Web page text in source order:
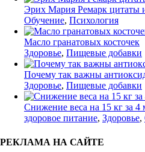
Эрих Мария Ремарк цитаты
Обучение, Психология
Масло гранатовых косточек
Здоровье, Пищевые добавки
Почему так важны
Здоровье, Пищевые добавки
Снижение веса на 15 кг за 4
здоровое питание, Здоровье,
РЕКЛАМА НА САЙТЕ